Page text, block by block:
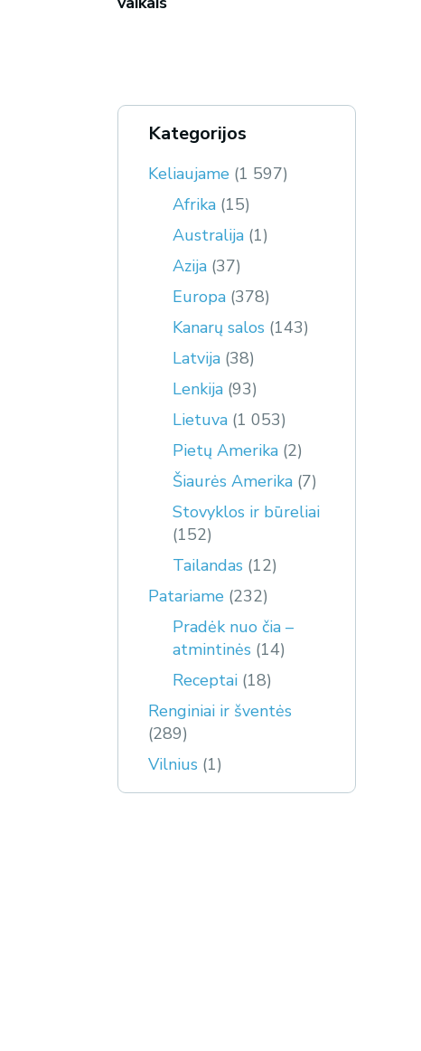
Kategorijos
Keliaujame (1 597)
Afrika (15)
Australija (1)
Azija (37)
Europa (378)
Kanarų salos (143)
Latvija (38)
Lenkija (93)
Lietuva (1 053)
Pietų Amerika (2)
Šiaurės Amerika (7)
Stovyklos ir būreliai
(152)
Tailandas (12)
Patariame (232)
Pradėk nuo čia –
atmintinės (14)
Receptai (18)
Renginiai ir šventės
(289)
Vilnius (1)